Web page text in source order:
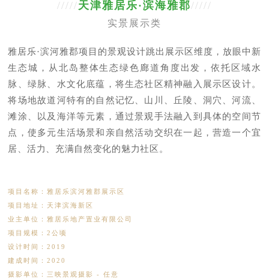
/////天津雅居乐·滨海雅郡/////
实景展示类
雅居乐·滨河雅郡项目的景观设计跳出展示区维度，放眼中新
生态城，从北岛整体生态绿色廊道角度出发，依托区域水
脉、绿脉、水文化底蕴，将生态社区精神融入展示区设计。
将场地故道河特有的自然记忆、山川、丘陵、洞穴、河流、
滩涂、以及海洋等元素，通过景观手法融入到具体的空间节
点，使多元生活场景和亲自然活动交织在一起，营造一个宜
居、活力、充满自然变化的魅力社区。
项目名称：雅居乐滨河雅郡展示区
项目地址：天津滨海新区
业主单位：雅居乐地产置业有限公司
项目规模：2公顷
设计时间：2019
建成时间：2020
摄影单位：三映景观摄影 - 任意